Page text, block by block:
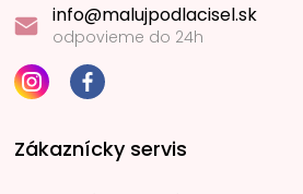
info@malujpodlacisel.sk
odpovieme do 24h
Zákaznícky servis